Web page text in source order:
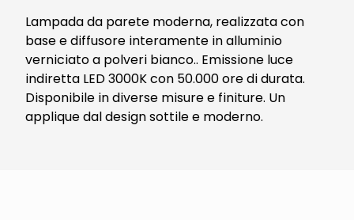
Lampada da parete moderna, realizzata con
base e diffusore interamente in alluminio
verniciato a polveri bianco.. Emissione luce
indiretta LED 3000K con 50.000 ore di durata.
Disponibile in diverse misure e finiture. Un
applique dal design sottile e moderno.